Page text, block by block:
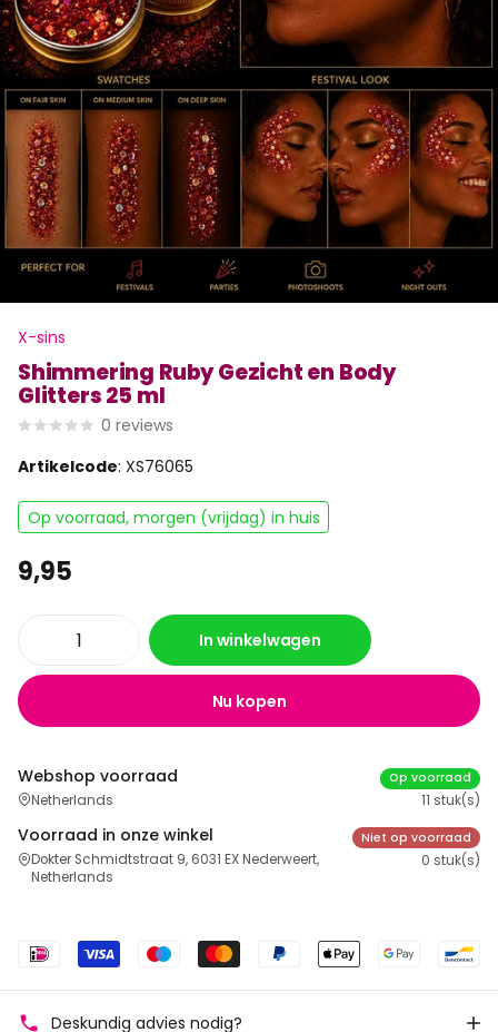
X-sins
Shimmering Ruby Gezicht en Body
Glitters 25 ml
0 reviews
Artikelcode: XS76065
Op voorraad, morgen (vrijdag) in huis
9,95
In winkelwagen
Nu kopen
Webshop voorraad
Netherlands
Op voorraad
11 stuk(s)
Voorraad in onze winkel
Dokter Schmidtstraat 9, 6031 EX Nederweert,
Netherlands
Niet op voorraad
0 stuk(s)
Deskundig advies nodig?